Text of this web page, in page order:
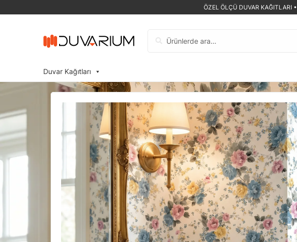
ÖZEL ÖLÇÜ DUVAR KAĞITLARI •
Duvar Kağıtları